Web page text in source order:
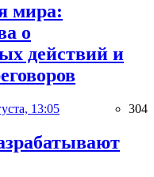
мира:
о
действий и
13:05 304